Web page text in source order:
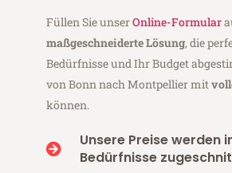
Füllen Sie unserOnline-Formular
maßgeschneiderte Lösung, die
Bedürfnisse und Ihr Budget
von Bonn nach Montpellier mit
können.
Unsere Preise werden
Bedürfnisse